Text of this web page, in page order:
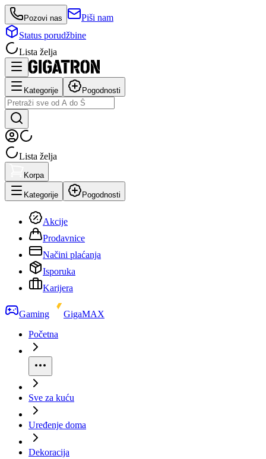
Pozovi nas
Piši nam
Status porudžbine
Lista želja
Kategorije Pogodnosti
Lista želja
Korpa
Kategorije Pogodnosti
Akcije
Prodavnice
Načini plaćanja
Isporuka
Karijera
Gaming
GigaMAX
Početna
Sve za kuću
Uređenje doma
Dekoracija